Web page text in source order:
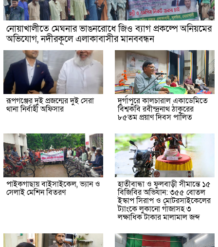
নোয়াখালীতে মেঘনার ভাঙনরোধে জিও ব্যাগ প্রকল্পে অনিয়মের
অভিযোগ, নদীরকূলে এলাকাবাসীর মানববন্ধন
রূপগঞ্জের দুই প্রজন্মের দুই সেরা
থানা নির্বাহী অফিসার
দুর্গাপুরে কালচারাল একাডেমিতে
বিশ্বকবি রবীন্দ্রনাথ ঠাকুরের
৮৫তম প্রয়াণ দিবস পালিত
পাইকগাছায় বাইসাইকেল, ভ্যান ও
সেলাই মেশিন বিতরণ
হাতীবান্ধা ও ফুলবাড়ী সীমান্তে ১৫
বিজিবির অভিযান: ৩৫৫ বোতল
ইস্কাপ সিরাপ ও মোটরসাইকেলের
ট্যাংকে লুকানো গাঁজাসহ ৩
লক্ষাধিক টাকার মালামাল জব্দ